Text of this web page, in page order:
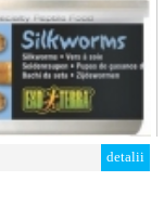
detalii